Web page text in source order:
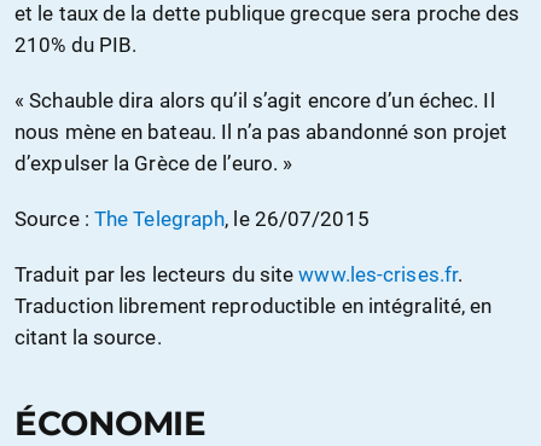
et le taux de la dette publique grecque sera proche des
210% du PIB.
« Schauble dira alors qu’il s’agit encore d’un échec. Il
nous mène en bateau. Il n’a pas abandonné son projet
d’expulser la Grèce de l’euro. »
Source : The Telegraph, le 26/07/2015
Traduit par les lecteurs du sitewww.les-crises.fr.
Traduction librement reproductible en intégralité, en
citant la source.
ÉCONOMIE